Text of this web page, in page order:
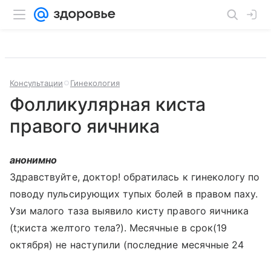
Консультации Гинекология
Фолликулярная киста
правого яичника
анонимно
Здравствуйте, доктор! обратилась к гинекологу по
поводу пульсирующих тупых болей в правом паху.
Узи малого таза выявило кисту правого яичника
(t;киста желтого тела?). Месячные в срок(19
октября) не наступили (последние месячные 24